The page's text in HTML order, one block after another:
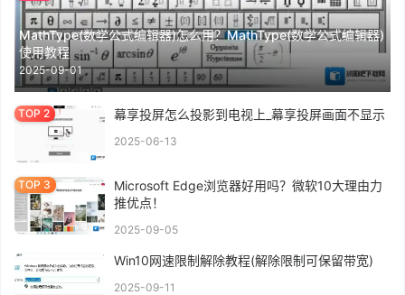
MathType(数学公式编辑器)怎么用？MathType(数学公式编辑器)
使用教程
2025-09-01
幕享投屏怎么投影到电视上_幕享投屏画面不显示
2025-06-13
Microsoft Edge浏览器好用吗？微软10大理由力
推优点！
2025-09-05
Win10网速限制解除教程(解除限制可保留带宽)
2025-09-11